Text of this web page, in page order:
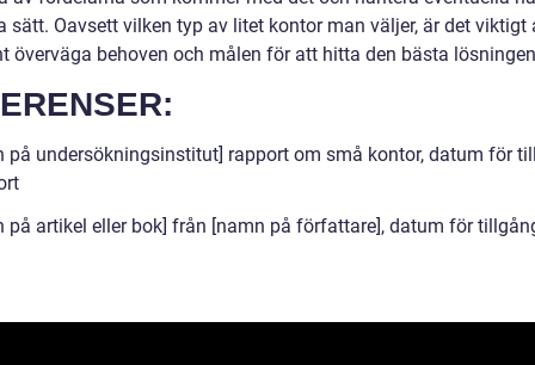
sätt. Oavsett vilken typ av litet kontor man väljer, är det viktigt
överväga behoven och målen för att hitta den bästa
på undersökningsinstitut] rapport om små kontor, datum för
på artikel eller bok] från [namn på författare], datum för